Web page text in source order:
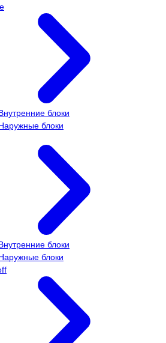
блоки
блоки
блоки
блоки